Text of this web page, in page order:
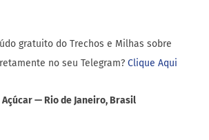
gratuito do Trechos e Milhas sobre
no seu Telegram? Clique Aqui
Açúcar — Rio de Janeiro, Brasil